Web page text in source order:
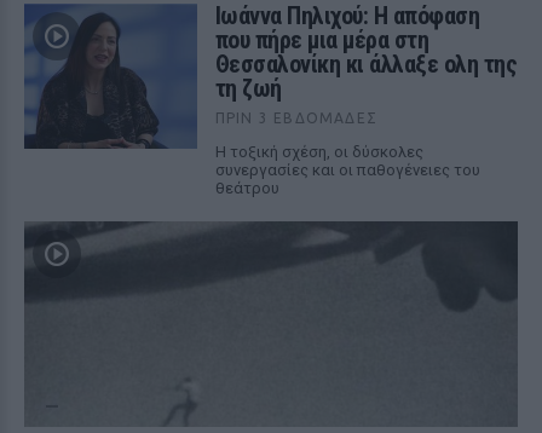
Ιωάννα Πηλιχού: Η απόφαση
που πήρε μια μέρα στη
Θεσσαλονίκη κι άλλαξε ολη της
τη ζωή
ΠΡΙΝ 3 ΕΒΔΟΜΆΔΕΣ
Η τοξική σχέση, οι δύσκολες
συνεργασίες και οι παθογένειες του
θεάτρου